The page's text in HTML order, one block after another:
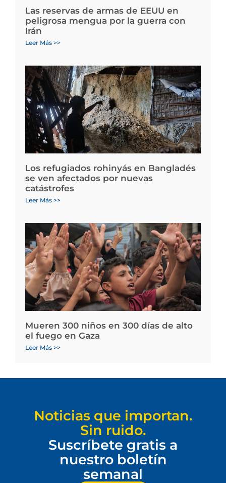
Las reservas de armas de EEUU en
peligrosa mengua por la guerra con
Irán
Leer Más >>
Los refugiados rohinyás en Bangladés
se ven afectados por nuevas
catástrofes
Leer Más >>
Mueren 300 niños en 300 días de alto
el fuego en Gaza
Leer Más >>
Noticias que importan.
Sin ruido.
Suscríbete gratis a
nuestro boletín
semanal